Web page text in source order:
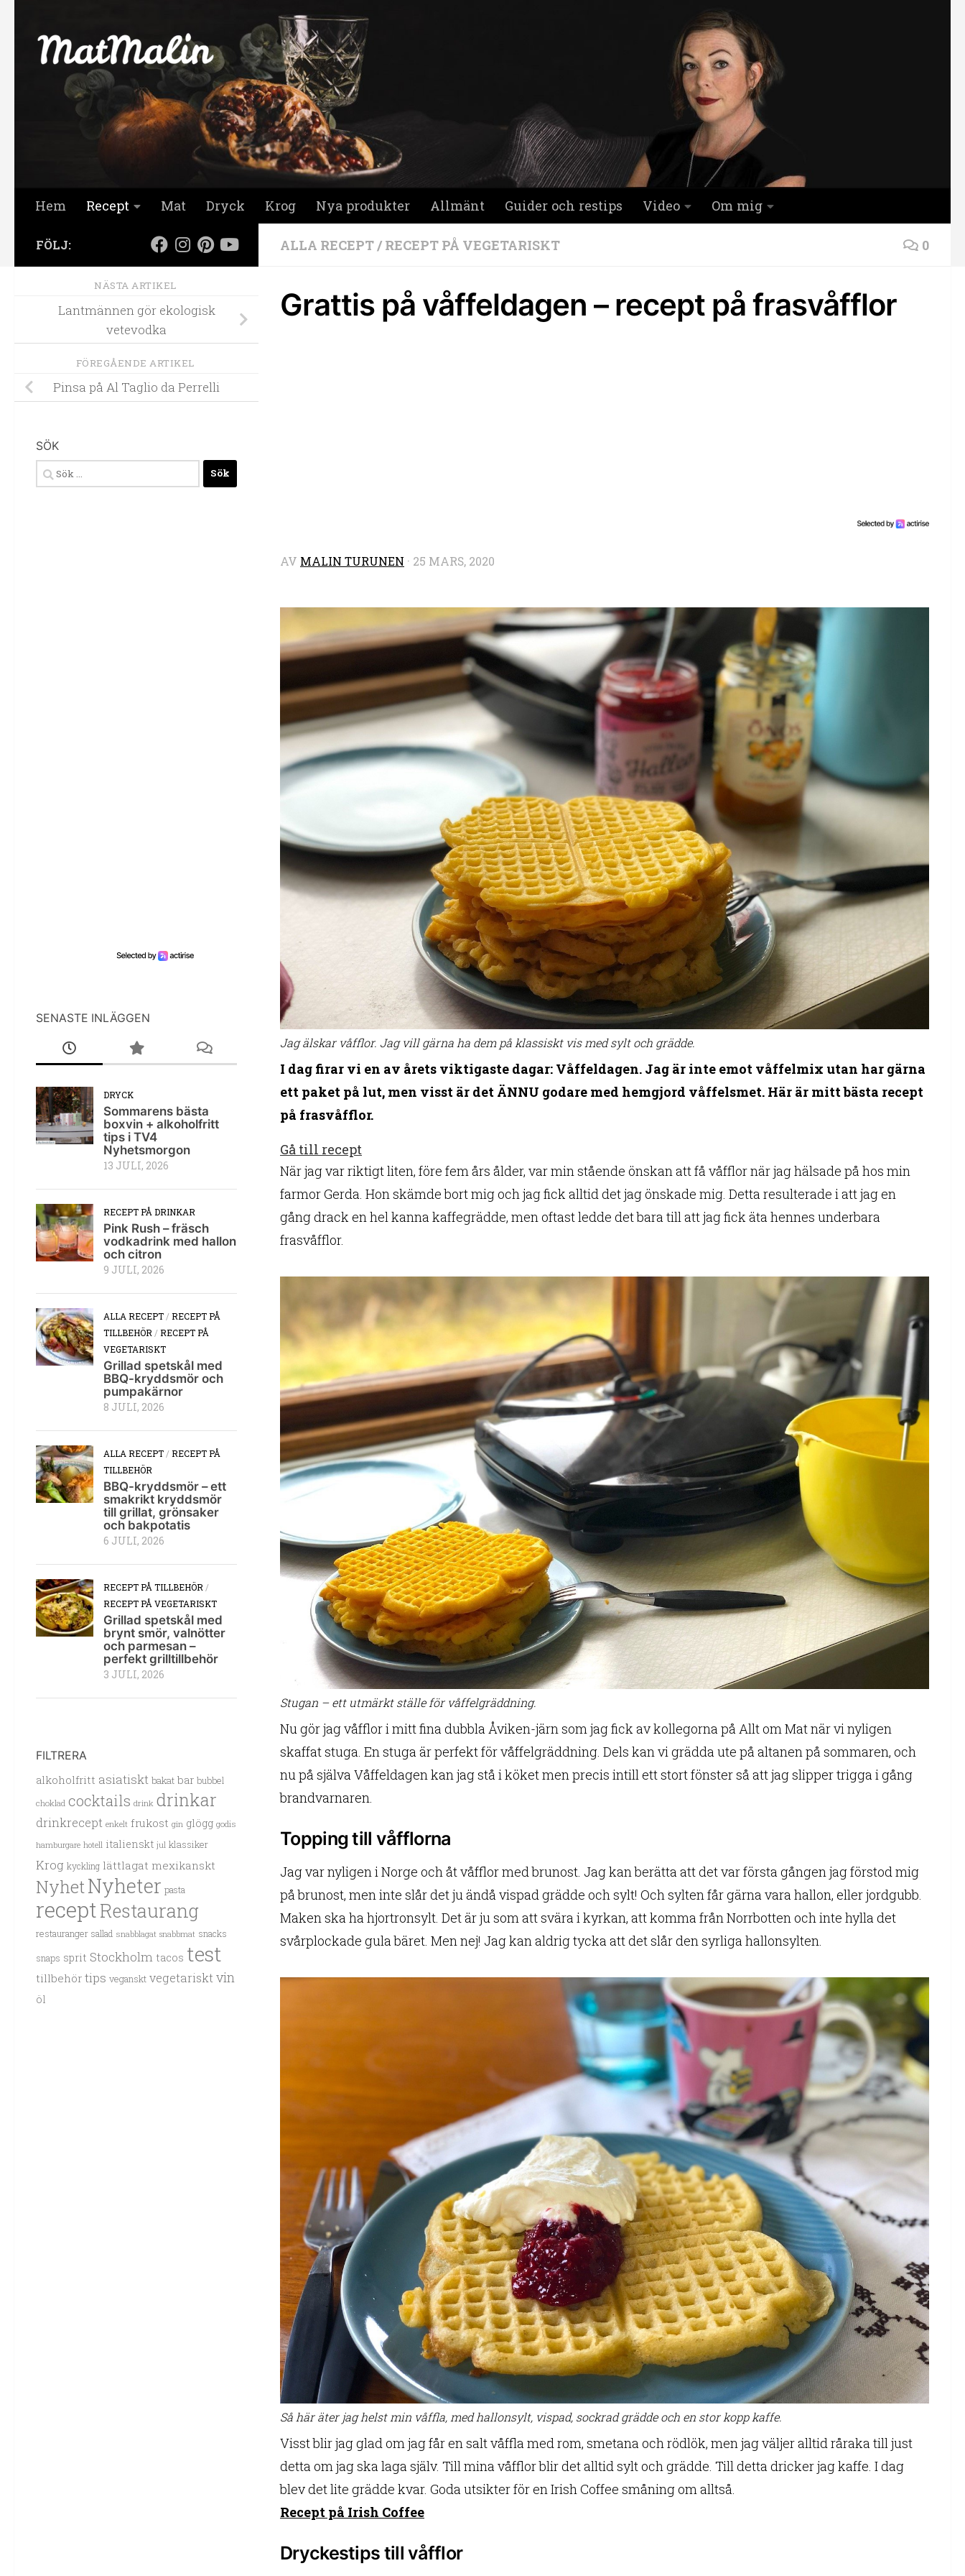
Hem Recept Mat Dryck Krog Nya produkter Allmänt Guider och restips Video Om mig
ALLA RECEPT / RECEPT PÅ VEGETARISKT 0
Grattis på våffeldagen – recept på frasvåfflor
AV MALIN TURUNEN · 25 MARS, 2020
Jag älskar våfflor. Jag vill gärna ha dem på klassiskt vis med sylt och grädde.
I dag firar vi en av årets viktigaste dagar: Våffeldagen. Jag är inte emot våffelmix utan har gärna
ett paket på lut, men visst är det ÄNNU godare med hemgjord våffelsmet. Här är mitt bästa recept
på frasvåfflor.
Gå till recept
När jag var riktigt liten, före fem års ålder, var min stående önskan att få våfflor när jag hälsade på hos min
farmor Gerda. Hon skämde bort mig och jag fick alltid det jag önskade mig. Detta resulterade i att jag en
gång drack en hel kanna kaffegrädde, men oftast ledde det bara till att jag fick äta hennes underbara
frasvåfflor.
Stugan – ett utmärkt ställe för våffelgräddning.
Nu gör jag våfflor i mitt fina dubbla Åviken-järn som jag fick av kollegorna på Allt om Mat när vi nyligen
skaffat stuga. En stuga är perfekt för våffelgräddning. Dels kan vi grädda ute på altanen på sommaren, och
nu på själva Våffeldagen kan jag stå i köket men precis intill ett stort fönster så att jag slipper trigga i gång
brandvarnaren.
Topping till våfflorna
Jag var nyligen i Norge och åt våfflor med brunost. Jag kan berätta att det var första gången jag förstod mig
på brunost, men inte slår det ju ändå vispad grädde och sylt! Och sylten får gärna vara hallon, eller jordgubb.
Maken ska ha hjortronsylt. Det är ju som att svära i kyrkan, att komma från Norrbotten och inte hylla det
svårplockade gula bäret. Men nej! Jag kan aldrig tycka att det slår den syrliga hallonsylten.
Så här äter jag helst min våffla, med hallonsylt, vispad, sockrad grädde och en stor kopp kaffe.
Visst blir jag glad om jag får en salt våffla med rom, smetana och rödlök, men jag väljer alltid råraka till just
detta om jag ska laga själv. Till mina våfflor blir det alltid sylt och grädde. Till detta dricker jag kaffe. I dag
blev det lite grädde kvar. Goda utsikter för en Irish Coffee småning om alltså.
Recept på Irish Coffee
Dryckestips till våfflor
FÖLJ:
NÄSTA ARTIKEL
Lantmännen gör ekologisk
vetevodka
FÖREGÅENDE ARTIKEL
Pinsa på Al Taglio da Perrelli
SÖK
Sök
efter:
SENASTE INLÄGGEN
DRYCK
Sommarens bästa
boxvin + alkoholfritt
tips i TV4
Nyhetsmorgon
13 JULI, 2026
RECEPT PÅ DRINKAR
Pink Rush – fräsch
vodkadrink med hallon
och citron
9 JULI, 2026
ALLA RECEPT/RECEPT PÅ
TILLBEHÖR/RECEPT PÅ
VEGETARISKT
Grillad spetskål med
BBQ-kryddsmör och
pumpakärnor
8 JULI, 2026
ALLA RECEPT/RECEPT PÅ
TILLBEHÖR
BBQ-kryddsmör – ett
smakrikt kryddsmör
till grillat, grönsaker
och bakpotatis
6 JULI, 2026
RECEPT PÅ TILLBEHÖR/
RECEPT PÅ VEGETARISKT
Grillad spetskål med
brynt smör, valnötter
och parmesan –
perfekt grilltillbehör
3 JULI, 2026
FILTRERA
alkoholfritt asiatiskt bakat bar bubbel
choklad cocktails drink drinkar
drinkrecept enkelt frukost gin glögg godis
hamburgare hotell italienskt jul klassiker
Krog kyckling lättlagat mexikanskt
NyhetNyheter pasta
receptRestaurang
restauranger sallad snabblagat snabbmat snacks
snaps sprit Stockholm tacos test
tillbehör tips veganskt vegetarisktvin
öl